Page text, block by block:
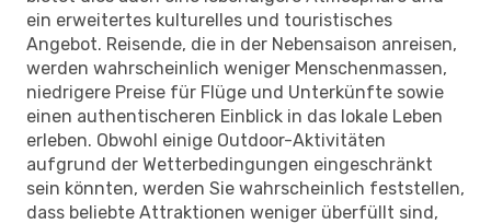
ein erweitertes kulturelles und touristisches
Angebot. Reisende, die in der Nebensaison anreisen,
werden wahrscheinlich weniger Menschenmassen,
niedrigere Preise für Flüge und Unterkünfte sowie
einen authentischeren Einblick in das lokale Leben
erleben. Obwohl einige Outdoor-Aktivitäten
aufgrund der Wetterbedingungen eingeschränkt
sein könnten, werden Sie wahrscheinlich feststellen,
dass beliebte Attraktionen weniger überfüllt sind,